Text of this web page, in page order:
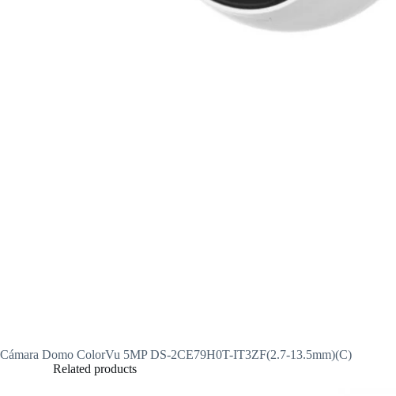
Cámara Domo ColorVu 5MP DS-2CE79H0T-IT3ZF(2.7-13.5mm)(C)
Related products